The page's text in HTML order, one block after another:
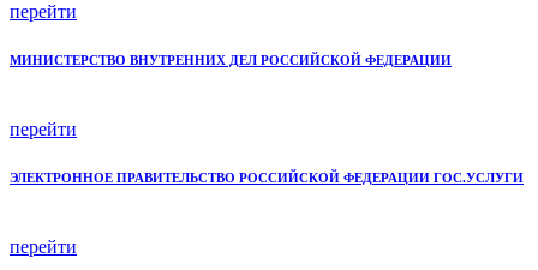
перейти
МИНИСТЕРСТВО ВНУТРЕННИХ ДЕЛ РОССИЙСКОЙ ФЕДЕРАЦИИ
перейти
ЭЛЕКТРОННОЕ ПРАВИТЕЛЬСТВО РОССИЙСКОЙ ФЕДЕРАЦИИ ГОС.УСЛУГИ
перейти